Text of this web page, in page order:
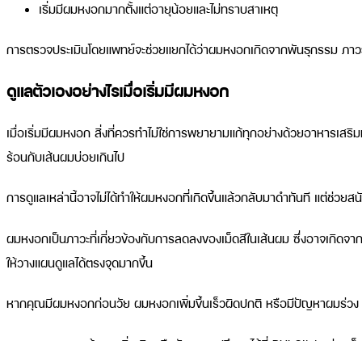
เริ่มมีผมหงอกมากตั้งแต่อายุน้อยและไม่ทราบสาเหตุ
การตรวจประเมินโดยแพทย์จะช่วยแยกได้ว่าผมหงอกเกิดจากพันธุกรรม ภ
ดูแลตัวเองอย่างไรเมื่อเริ่มมีผมหงอก
เมื่อเริ่มมีผมหงอก สิ่งที่ควรทำไม่ใช่การพยายามแก้ทุกอย่างด้วยอาหารเ
ร้อนกับเส้นผมบ่อยเกินไป
การดูแลเหล่านี้อาจไม่ได้ทำให้ผมหงอกที่เกิดขึ้นแล้วกลับมาดำทันที แต่ช่วย
ผมหงอกเป็นภาวะที่เกี่ยวข้องกับการลดลงของเม็ดสีในเส้นผม ซึ่งอาจเกิด
ให้วางแผนดูแลได้ตรงจุดมากขึ้น
หากคุณมีผมหงอกก่อนวัย ผมหงอกเพิ่มขึ้นเร็วผิดปกติ หรือมีปัญหาผมร่วง ผ